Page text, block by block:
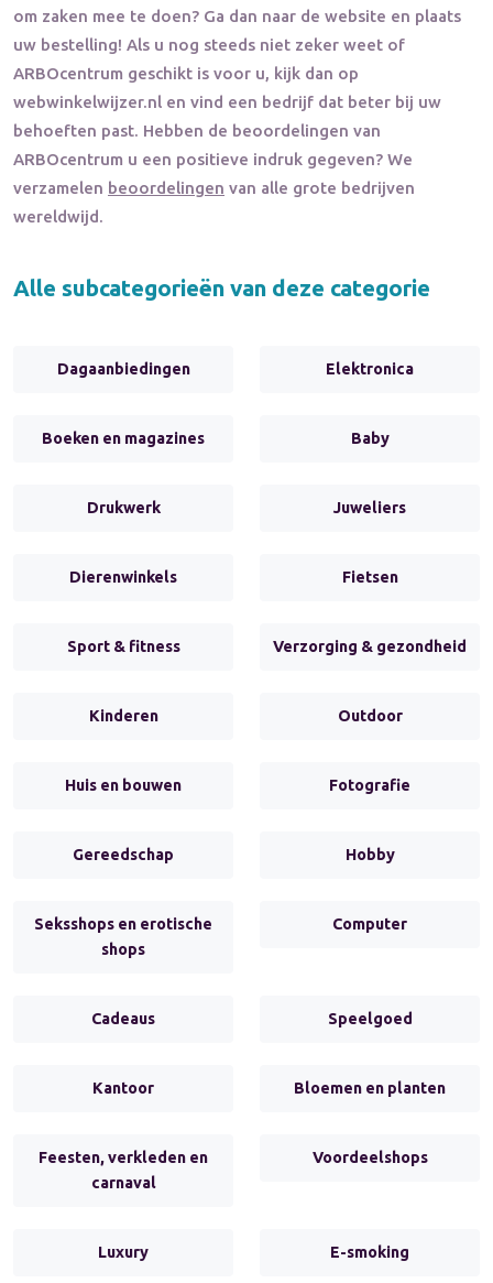
om zaken mee te doen? Ga dan naar de website en plaats
uw bestelling! Als u nog steeds niet zeker weet of
ARBOcentrum geschikt is voor u, kijk dan op
webwinkelwijzer.nl en vind een bedrijf dat beter bij uw
behoeften past. Hebben de beoordelingen van
ARBOcentrum u een positieve indruk gegeven? We
verzamelen beoordelingen van alle grote bedrijven
wereldwijd.
Alle subcategorieën van deze categorie
Dagaanbiedingen Elektronica
Boeken en magazines Baby
Drukwerk Juweliers
Dierenwinkels Fietsen
Sport & fitness Verzorging & gezondheid
Kinderen Outdoor
Huis en bouwen Fotografie
Gereedschap Hobby
Seksshops en erotische
shops
Computer
Cadeaus Speelgoed
Kantoor Bloemen en planten
Feesten, verkleden en
carnaval
Voordeelshops
Luxury E-smoking